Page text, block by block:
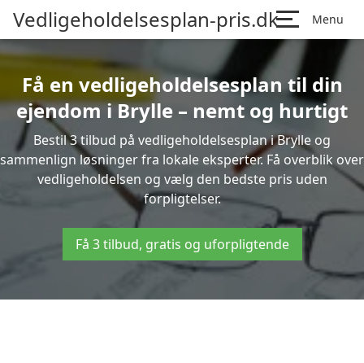
Vedligeholdelsesplan-pris.dk Menu
Få en vedligeholdelsesplan til din
ejendom i Brylle – nemt og hurtigt
Bestil 3 tilbud på vedligeholdelsesplan i Brylle og
sammenlign løsninger fra lokale eksperter. Få overblik over
vedligeholdelsen og vælg den bedste pris uden
forpligtelser.
Få 3 tilbud, gratis og uforpligtende